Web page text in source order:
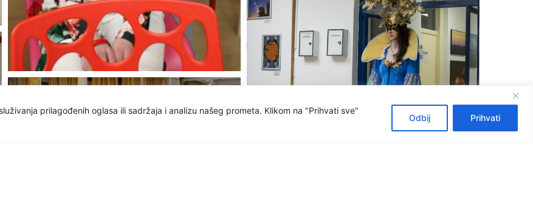
prilagođenih oglasa ili sadržaja i analizu našeg prometa. Klikom na "Prihvati sve"
Odbij Prihvati